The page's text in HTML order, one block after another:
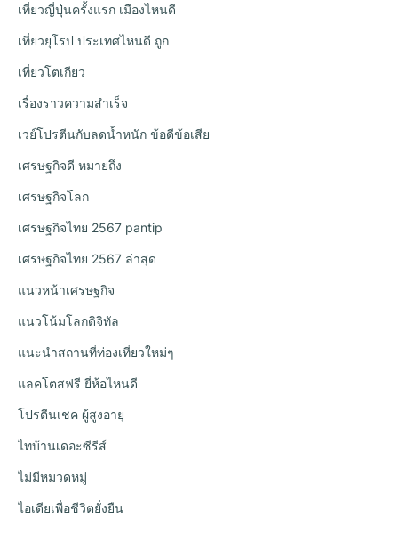
เที่ยวญี่ปุ่นครั้งแรก เมืองไหนดี
เที่ยวยุโรป ประเทศไหนดี ถูก
เที่ยวโตเกียว
เรื่องราวความสำเร็จ
เวย์โปรตีนกับลดน้ำหนัก ข้อดีข้อเสีย
เศรษฐกิจดี หมายถึง
เศรษฐกิจโลก
เศรษฐกิจไทย 2567 pantip
เศรษฐกิจไทย 2567 ล่าสุด
แนวหน้าเศรษฐกิจ
แนวโน้มโลกดิจิทัล
แนะนำสถานที่ท่องเที่ยวใหม่ๆ
แลคโตสฟรี ยี่ห้อไหนดี
โปรตีนเชค ผู้สูงอายุ
ไทบ้านเดอะซีรีส์
ไม่มีหมวดหมู่
ไอเดียเพื่อชีวิตยั่งยืน